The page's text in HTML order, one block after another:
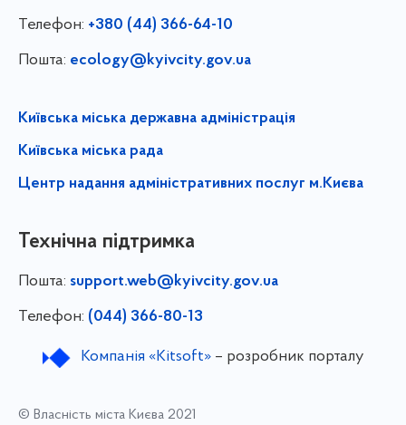
Телефон: +380 (44) 366-64-10
Пошта: ecology@kyivcity.gov.ua
Київська міська державна адміністрація
Київська міська рада
Центр надання адміністративних послуг м.Києва
Технічна підтримка
Пошта: support.web@kyivcity.gov.ua
Телефон: (044) 366-80-13
Компанія «Kitsoft»– розробник порталу
© Власність міста Києва 2021